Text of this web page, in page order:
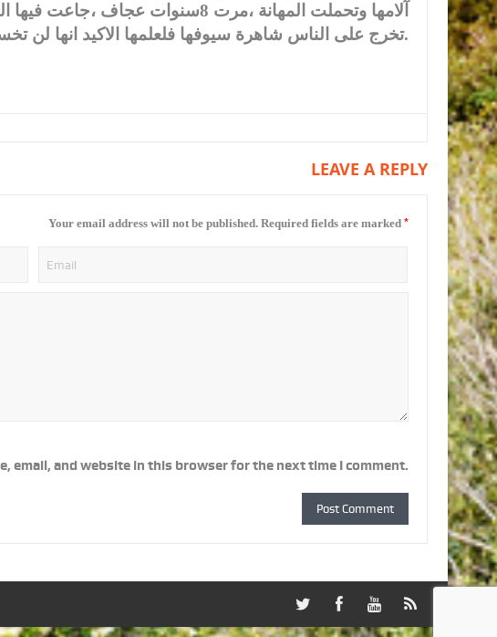
آلامها وتحملت المهانة ،مرت 8سنوات
تخرج على الناس شاهرة سيوفها فلعلمها الاكيد انها لن تخسر شيئا لأنها لا تملك شيئا.
LEAVE A REPLY
Your email address will not be published. Required fields are marked *
email, and website in this browser for the next time I comment.